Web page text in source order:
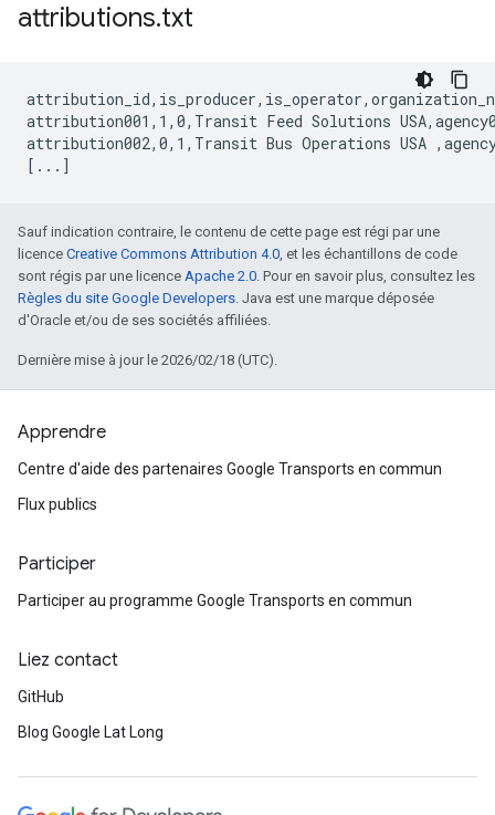
attributions.txt
attribution001,1,0,Transit Feed Solutions
attribution002,0,1,Transit Bus Operations USA
Sauf indication contraire, le contenu de cette page est régi par une
licence Creative Commons Attribution 4.0, et les échantillons de code
sont régis par une licence Apache 2.0. Pour en savoir plus, consultez les
Règles du site Google Developers. Java est une marque déposée
d'Oracle et/ou de ses sociétés affiliées.
Dernière mise à jour le 2026/02/18 (UTC).
Apprendre
Centre d'aide des partenaires Google Transports en commun
Flux publics
Participer
Participer au programme Google Transports en commun
Liez contact
GitHub
Blog Google Lat Long